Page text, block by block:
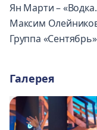
Ян Марти –
Максим
Группа
Галерея